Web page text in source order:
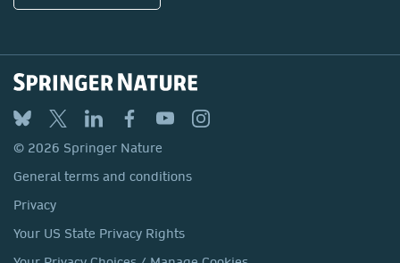
© 2026 Springer Nature
General terms and conditions
Privacy
Your US State Privacy Rights